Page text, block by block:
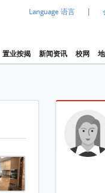
Language 语言 |
置业按揭 新闻资讯 校网